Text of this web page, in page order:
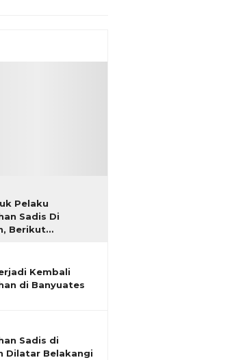
Pelaku
Sadis Di
Berikut
Kembali
di Banyuates
Sadis di
Dilatar Belakangi